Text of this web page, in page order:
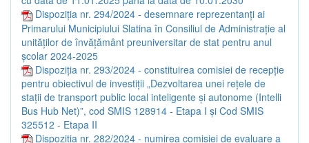
Dispoziția nr. 294/2024 - desemnare reprezentanți ai
Primarului Municipiului Slatina în Consiliul de Administrație al
unităților de învățământ preuniversitar de stat pentru anul
școlar 2024-2025
Dispoziția nr. 293/2024 - constituirea comisiei de recepție
pentru obiectivul de investiții „Dezvoltarea unei rețele de
stații de transport public local inteligente și autonome (Intelli
Bus Hub Net)”, cod SMIS 128914 - Etapa I și Cod SMIS
325512 - Etapa II
Dispoziția nr. 282/2024 - numirea comisiei de evaluare a